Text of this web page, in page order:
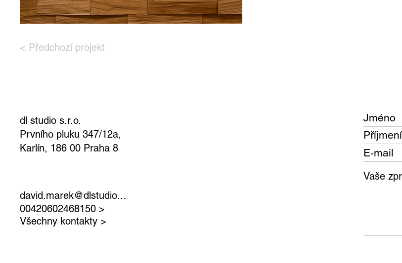
< Předchozí projekt
dl studio s.r.o.
Prvního pluku 347/12a,
Karlín, 186 00 Praha 8
00420602468150 >
david.marek@dlstudio.cz >
Všechny kontakty >